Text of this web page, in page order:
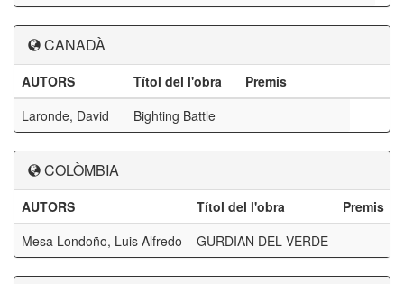
CANADÀ
AUTORS Títol del l'obra
Premis
Laronde, David
Bighting Battle
COLÒMBIA
AUTORS Títol del l'obra
Premis
Mesa Londoño, Luis Alfredo
GURDIAN DEL VERDE